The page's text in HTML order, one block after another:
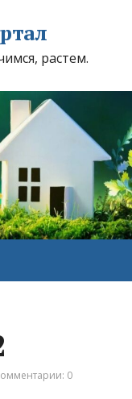
растем.
0